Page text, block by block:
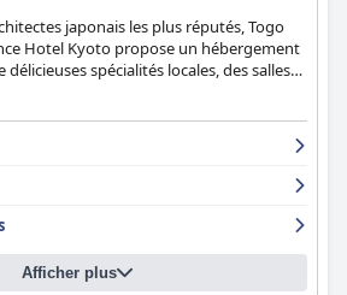
Park Hotel Kyoto Sanjo offre un séjour
par un emplacement central, un
un service impressionnant et des
ce qui en fait un choix fortement
de Kyoto.
japonais les plus réputés, Togo
Hotel Kyoto propose un hébergement
spécialités locales, des salles
de l'hôtel, qui plonge les clients dans
Afficher plus